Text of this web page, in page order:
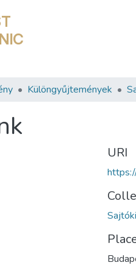
Különgyűjtemények
URI